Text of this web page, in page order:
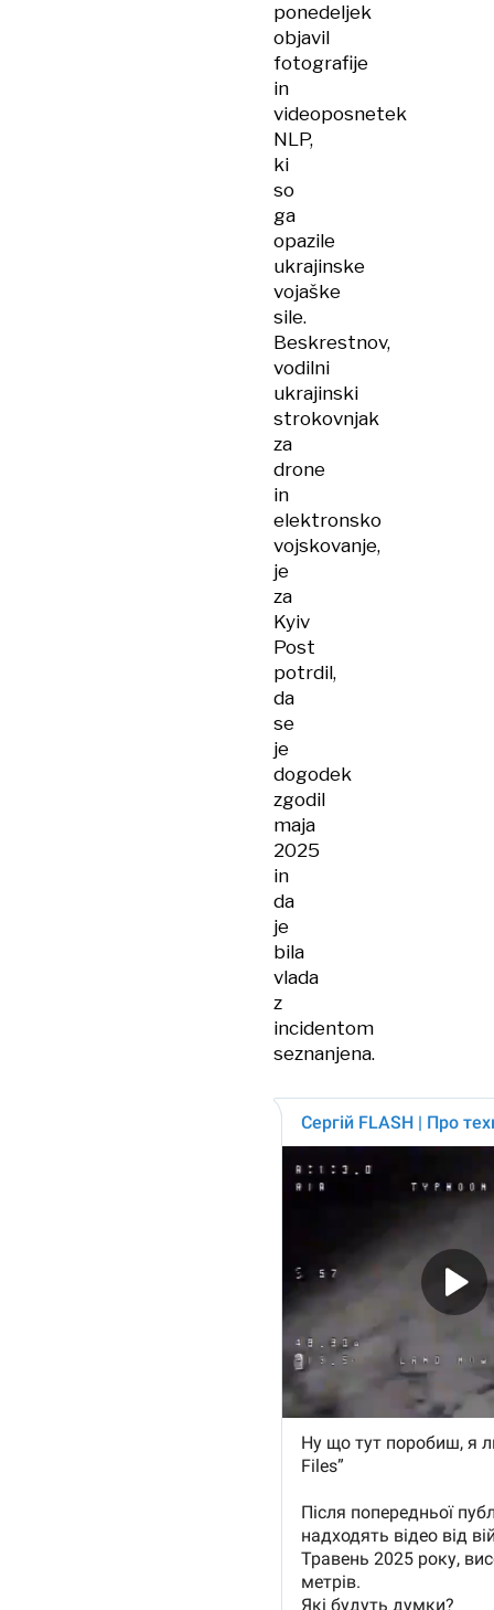
ponedeljek
objavil
fotografije
in
videoposnetek
NLP,
ki
so
ga
opazile
ukrajinske
vojaške
sile.
Beskrestnov,
vodilni
ukrajinski
strokovnjak
za
drone
in
elektronsko
vojskovanje,
je
za
Kyiv
Post
potrdil,
da
se
je
dogodek
zgodil
maja
2025
in
da
je
bila
vlada
z
incidentom
seznanjena.